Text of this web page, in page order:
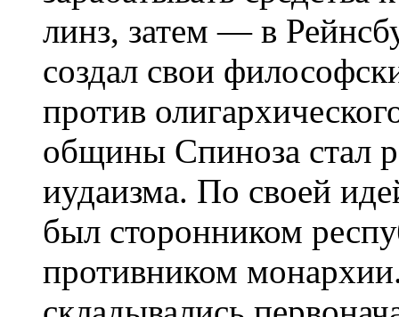
линз, затем — в
создал свои
против
общины Спиноза стал
иудаизма. По своей
был сторонником
противником